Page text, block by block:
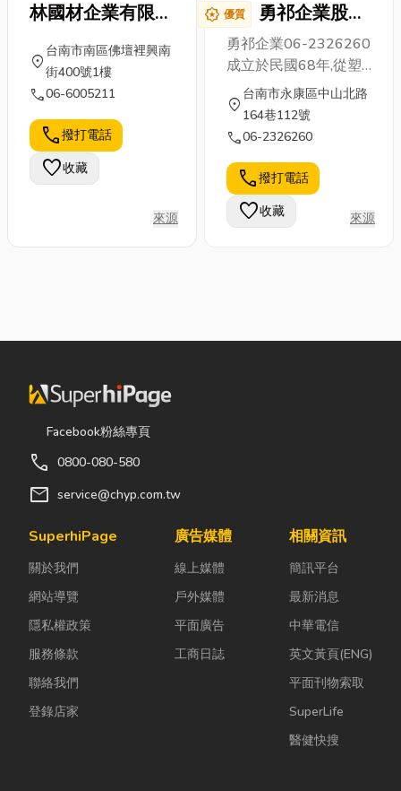
林國材企業有限公
location_on
台南市南區佛壇裡興南
街400號1樓
call06-6005211
call撥打電話
favorite收藏
來源
award_star 優質
勇祁企業股份
有限公司
勇祁企業06-2326260
成立於民國68年,從塑
膠射出成型結合、鋁、
鐵、銅、不鏽鋼之各項
金屬羅林深抽成型製
醫療類,廚房餐具類,汽
機車類,衛浴傢俱…. 特
殊產品
location_on
台南市永康區中山北路
164巷112號
call06-2326260
call撥打電話
favorite收藏 來源
Facebook粉絲專頁
call 0800-080-580
mail service@chyp.com.tw
SuperhiPage
關於我們
網站導覽
隱私權政策
服務條款
聯絡我們
登錄店家
廣告媒體
線上媒體
戶外媒體
平面廣告
工商日誌
相關資訊
簡訊平台
最新消息
中華電信
英文黃頁(ENG)
平面刊物索取
SuperLife
醫健快搜